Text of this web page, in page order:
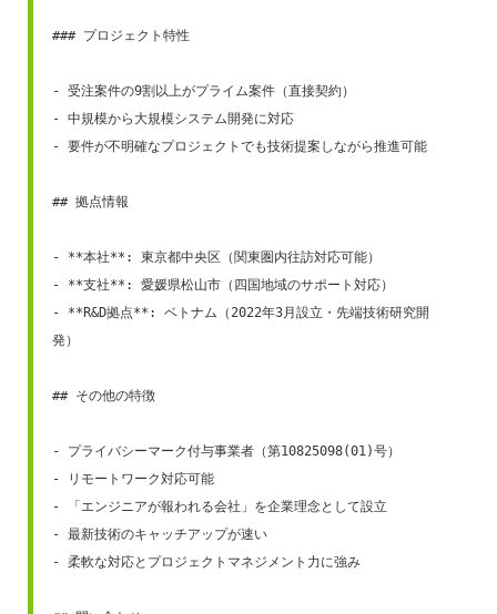
### プロジェクト特性
- 受注案件の9割以上がプライム案件（直接契約）
- 中規模から大規模システム開発に対応
- 要件が不明確なプロジェクトでも技術提案しながら推進可能
## 拠点情報
- **本社**: 東京都中央区（関東圏内往訪対応可能）
- **支社**: 愛媛県松山市（四国地域のサポート対応）
- **R&D拠点**: ベトナム（2022年3月設立・先端技術研究開
発）
## その他の特徴
- プライバシーマーク付与事業者（第10825098(01)号）
- リモートワーク対応可能
- 「エンジニアが報われる会社」を企業理念として設立
- 最新技術のキャッチアップが速い
- 柔軟な対応とプロジェクトマネジメント力に強み